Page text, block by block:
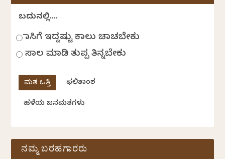
ಬದುಕಿನಲ್ಲಿ....
ಹಾಸಿಗೆ ಇದ್ದಷ್ಟು ಕಾಲು ಚಾಚಬೇಕು
ಸಾಲ ಮಾಡಿ ತುಪ್ಪ ತಿನ್ನಬೇಕು
ಫಲಿತಾಂಶ
ಹಳೆಯ ಜನಮತಗಳು
ನಮ್ಮ ಬರಹಗಾರರು